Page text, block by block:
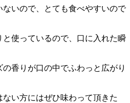
いので、とても食べやすいので
使っているので、口に入れた瞬
の香りが口の中でふわっと広がり
い方にはぜひ味わって頂きた